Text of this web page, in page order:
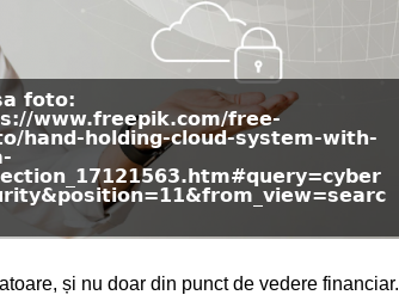
foto:
www.freepik.com/free-
hand-holding-cloud-system-with-
și nu doar din punct de vedere financiar.